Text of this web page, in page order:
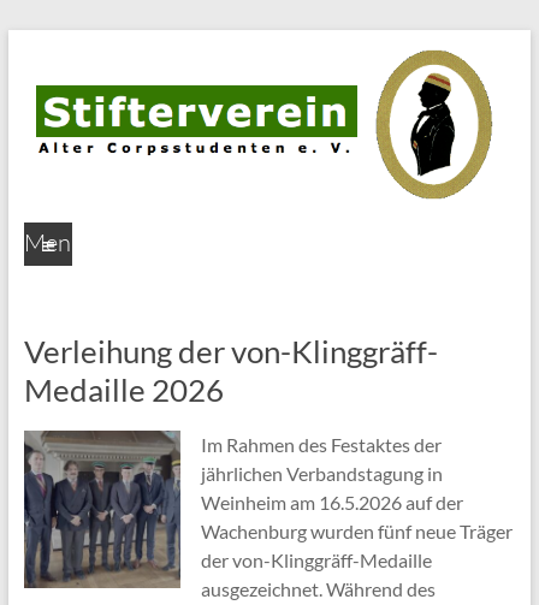
Stifterverein
Corpsstudenten
e.V.
verdient
Anerkennung
Men
Verleihung der von-Klinggräff-
Medaille 2026
Im Rahmen des Festaktes der
jährlichen Verbandstagung in
Weinheim am 16.5.2026 auf der
Wachenburg wurden fünf neue Träger
der von-Klinggräff-Medaille
ausgezeichnet. Während des